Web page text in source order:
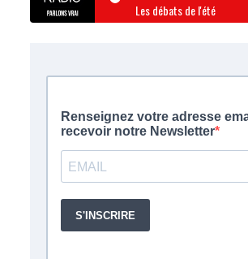
Les débats de l'été